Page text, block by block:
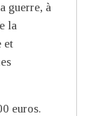
guerre, à
la
et
euros.